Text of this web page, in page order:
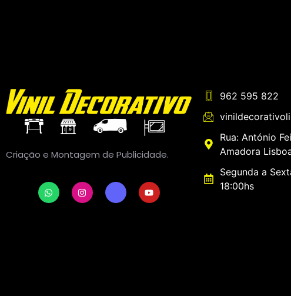
Criação e Montagem de Publicidade.
962 595 822
Rua: António
Amadora
Segunda a
18:00hs